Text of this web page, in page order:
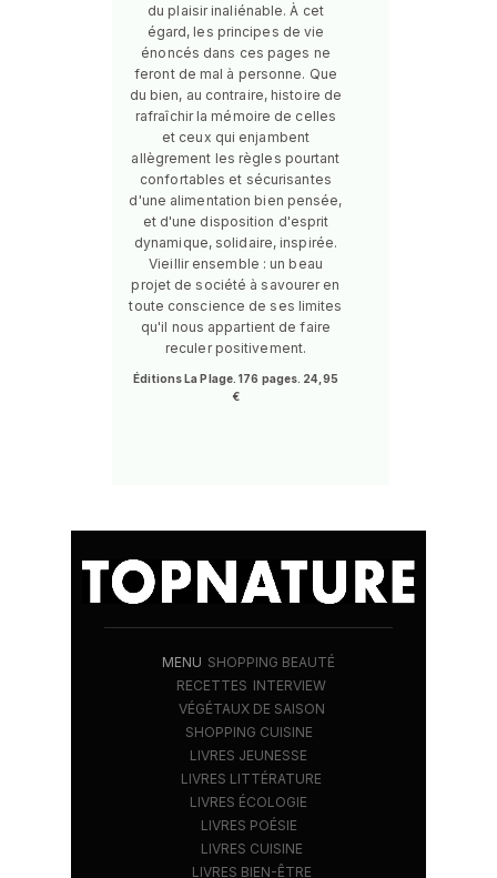
du plaisir inaliénable. À cet
égard, les principes de vie
énoncés dans ces pages ne
feront de mal à personne. Que
du bien, au contraire, histoire de
rafraîchir la mémoire de celles
et ceux qui enjambent
allègrement les règles pourtant
confortables et sécurisantes
d'une alimentation bien pensée,
et d'une disposition d'esprit
dynamique, solidaire, inspirée.
Vieillir ensemble : un beau
projet de société à savourer en
toute conscience de ses limites
qu'il nous appartient de faire
reculer positivement.
Éditions La Plage. 176 pages. 24,95
€
MENU SHOPPING BEAUTÉ
RECETTES INTERVIEW
VÉGÉTAUX DE SAISON
SHOPPING CUISINE
LIVRES JEUNESSE
LIVRES LITTÉRATURE
LIVRES ÉCOLOGIE
LIVRES POÉSIE
LIVRES CUISINE
LIVRES BIEN-ÊTRE